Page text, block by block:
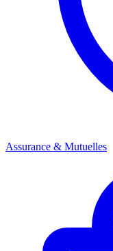
Assurance & Mutuelles